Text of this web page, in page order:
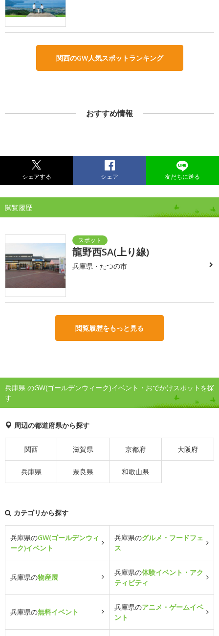
関西のGW人気スポットランキング
おすすめ情報
シェアする シェア 友だちに送る
閲覧履歴
龍野西SA(上り線)
兵庫県・たつの市
閲覧履歴をもっと見る
兵庫県 のGW(ゴールデンウィーク)イベント・おでかけスポットを探
す
周辺の都道府県から探す
関西 滋賀県 京都府 大阪府
兵庫県 奈良県 和歌山県
カテゴリから探す
兵庫県のGW(ゴールデンウィ
ーク)イベント
兵庫県のグルメ・フードフェ
ス
兵庫県の物産展
兵庫県の体験イベント・アク
ティビティ
兵庫県の無料イベント
兵庫県のアニメ・ゲームイベ
ント